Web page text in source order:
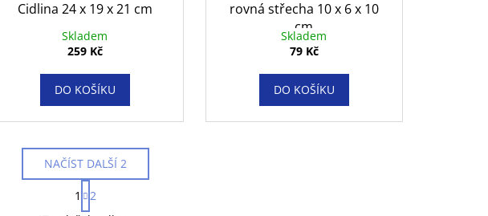
Cidlina 24 x 19 x 21 cm
Skladem
259 Kč
DO KOŠÍKU
rovná střecha 10 x 6 x 10
cm
Skladem
79 Kč
DO KOŠÍKU
O
NAČÍST DALŠÍ 2
S
t
1
2